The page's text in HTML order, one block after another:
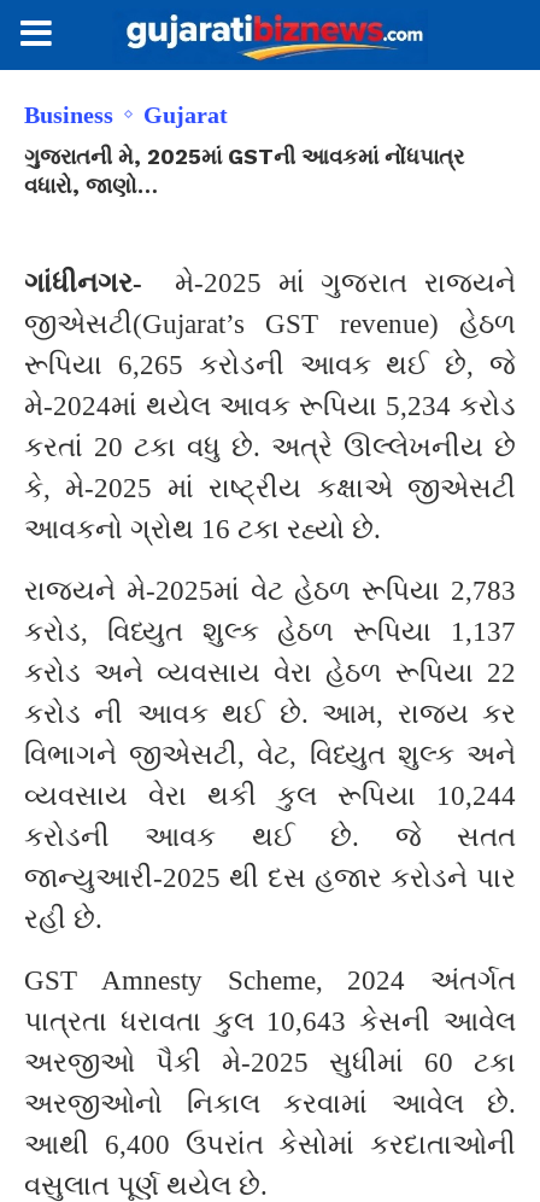
Business Gujarat
ગુજરાતની મે, 2025માં GSTની આવકમાં નોંધપાત્ર
વધારો, જાણો…
ગાંધીનગર- મે-2025 માં ગુજરાત રાજ્યને
જીએસટી(Gujarat’s GST revenue) હેઠળ
રૂપિયા 6,265 કરોડની આવક થઈ છે, જે
મે-2024માં થયેલ આવક રૂપિયા 5,234 કરોડ
કરતાં 20 ટકા વધુ છે. અત્રે ઊલ્લેખનીય છે
કે, મે-2025 માં રાષ્ટ્રીય કક્ષાએ જીએસટી
આવકનો ગ્રોથ 16 ટકા રહ્યો છે.
રાજ્યને મે-2025માં વેટ હેઠળ રૂપિયા 2,783
કરોડ, વિધ્યુત શુલ્ક હેઠળ રૂપિયા 1,137
કરોડ અને વ્યવસાય વેરા હેઠળ રૂપિયા 22
કરોડ ની આવક થઈ છે. આમ, રાજ્ય કર
વિભાગને જીએસટી, વેટ, વિધ્યુત શુલ્ક અને
વ્યવસાય વેરા થકી કુલ રૂપિયા 10,244
કરોડની આવક થઈ છે. જે સતત
જાન્યુઆરી-2025 થી દસ હજાર કરોડને પાર
રહી છે.
GST Amnesty Scheme, 2024 અંતર્ગત
પાત્રતા ધરાવતા કુલ 10,643 કેસની આવેલ
અરજીઓ પૈકી મે-2025 સુધીમાં 60 ટકા
અરજીઓનો નિકાલ કરવામાં આવેલ છે.
આથી 6,400 ઉપરાંત કેસોમાં કરદાતાઓની
વસુલાત પૂર્ણ થયેલ છે.